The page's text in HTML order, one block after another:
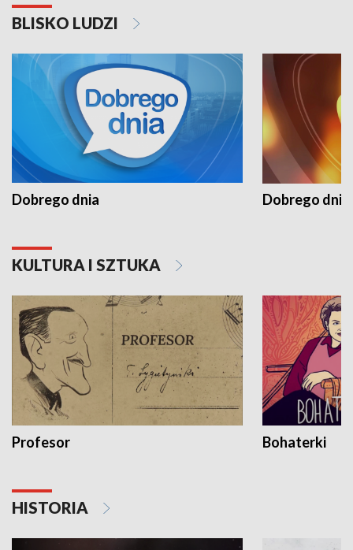
BLISKO LUDZI
Dobrego dnia Dobrego dnia
KULTURA I SZTUKA
Profesor Bohaterki
HISTORIA